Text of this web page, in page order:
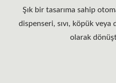
Şık bir tasarıma sahip
dispenseri, sıvı, köpük
olarak